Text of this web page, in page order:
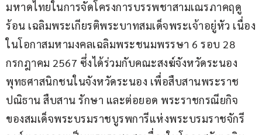
มหาดไทยในการจัดโครงการบรรพชาสามเณรภาคฤดู
ร้อน เฉลิมพระเกียรติพระบาทสมเด็จพระเจ้าอยู่หัว เนื่อง
ในโอกาสมหามงคลเฉลิมพระชนมพรรษา 6 รอบ 28
กรกฎาคม 2567 ซึ่งได้ร่วมกับคณะสงฆ์จังหวัดระนอง
พุทธศาสนิกชนในจังหวัดระนอง เพื่อสืบสานพระราช
ปณิธาน สืบสาน รักษา และต่อยอด พระราชกรณียกิจ
ของสมเด็จพระบรมราชบูรพการีแห่งพระบรมราชจักรี